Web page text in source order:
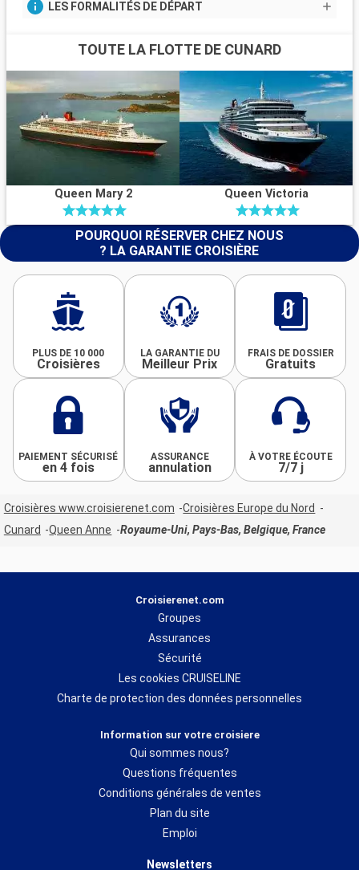
LES FORMALITÉS DE DÉPART
TOUTE LA FLOTTE DE CUNARD
Queen Mary 2 Queen Victoria
POURQUOI RÉSERVER CHEZ NOUS
? LA GARANTIE CROISIÈRE
PLUS DE 10 000
Croisières
LA GARANTIE DU
Meilleur Prix
FRAIS DE DOSSIER
Gratuits
PAIEMENT SÉCURISÉ
en 4 fois
ASSURANCE
annulation
À VOTRE ÉCOUTE
7/7 j
Croisières www.croisierenet.com
Croisières Europe du Nord
Cunard
Queen Anne Royaume-Uni, Pays-Bas, Belgique, France
Croisierenet.com
Groupes
Assurances
Sécurité
Les cookies CRUISELINE
Charte de protection des données personnelles
Information sur votre croisiere
Qui sommes nous?
Questions fréquentes
Conditions générales de ventes
Plan du site
Emploi
Newsletters